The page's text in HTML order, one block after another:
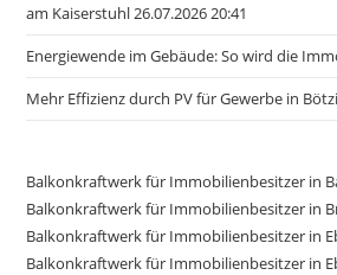
am Kaiserstuhl 26.07.2026 20:41
Energiewende im Gebäude: So wird die
Mehr Effizienz durch PV für Gewerbe in
Balkonkraftwerk für Immobilienbesitzer in
Balkonkraftwerk für Immobilienbesitzer in
Balkonkraftwerk für Immobilienbesitzer in
Balkonkraftwerk für Immobilienbesitzer in